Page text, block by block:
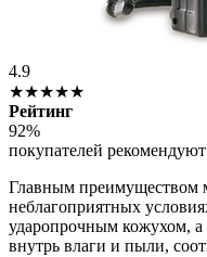
4.9
★★★★★
Рейтинг
92%
покупателей рекомендуют
Главным преимуществом
неблагоприятных
ударопрочным кожухом, а
внутрь влаги и пыли,